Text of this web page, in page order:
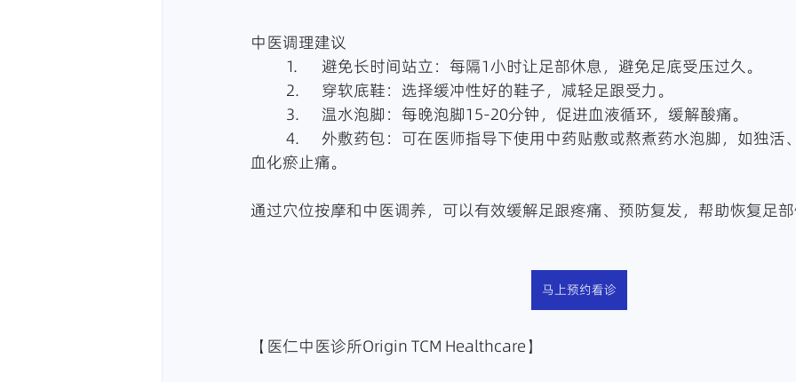
中医调理建议
	1.	避免长时间站立：每隔1小时让足部休息，避免足底受压过久。
	2.	穿软底鞋：选择缓冲性好的鞋子，减轻足跟受力。
	3.	温水泡脚：每晚泡脚15-20分钟，促进血液循环，缓解酸痛。
血化瘀止痛。
通过穴位按摩和中医调养，可以有效缓解足跟疼痛、预防复发，帮助恢复足
马上预约看诊
【医仁中医诊所Origin TCM Healthcare】